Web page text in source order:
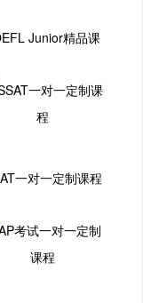
Junior精品课
一对一定制课程